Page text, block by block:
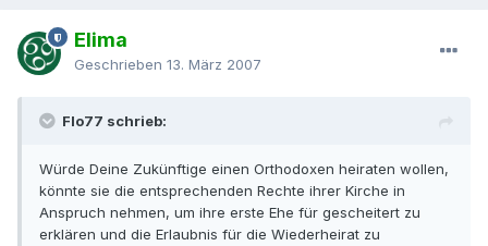
Elima
Geschrieben 13. März 2007
Flo77 schrieb:
Würde Deine Zukünftige einen Orthodoxen heiraten wollen,
könnte sie die entsprechenden Rechte ihrer Kirche in
Anspruch nehmen, um ihre erste Ehe für gescheitert zu
erklären und die Erlaubnis für die Wiederheirat zu